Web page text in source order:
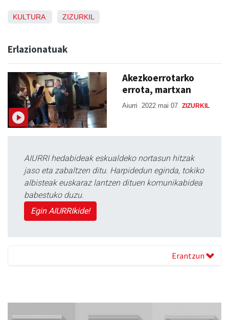
KULTURA ZIZURKIL
Erlazionatuak
Akezkoerrotarko
errota, martxan
Aiurri 2022 mai 07 ZIZURKIL
AIURRI hedabideak eskualdeko nortasun hitzak
jaso eta zabaltzen ditu. Harpidedun eginda, tokiko
albisteak euskaraz lantzen dituen komunikabidea
babestuko duzu.
Egin AIURRIkide!
Erantzun